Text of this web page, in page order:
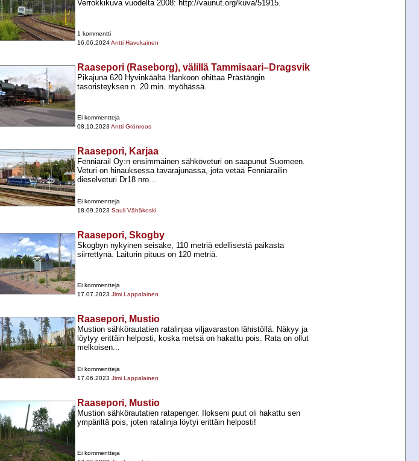
Verrokkikuva vuodelta 2008: http://vaunut.org/kuva/51915.
1 kommentti
16.06.2024Antti Havukainen
Raasepori (Raseborg), välillä Tammisaari–Dragsvik
Pikajuna 620 Hyvinkäältä Hankoon ohittaa Prästängin
tasoristeyksen n. 20 min. myöhässä.
Ei kommentteja
08.10.2023 Antti Grönroos
Raasepori, Karjaa
Fenniarail Oy:n ensimmäinen sähköveturi on saapunut Suomeen.
Veturi on hinauksessa tavarajunassa, jota vetää Fenniarailin
dieselveturi Dr18 nro...
Ei kommentteja
18.09.2023 Sauli Vähäkoski
Raasepori, Skogby
Skogbyn nykyinen seisake, 110 metriä edellisestä paikasta
siirrettynä. Laiturin pituus on 120 metriä.
Ei kommentteja
17.07.2023 Jimi Lappalainen
Raasepori, Mustio
Mustion sähkörautatien ratalinjaa viljavaraston lähistöllä. Näkyy ja
löytyy erittäin helposti, koska metsä on hakattu pois. Rata on ollut
melkoisen...
Ei kommentteja
17.06.2023 Jimi Lappalainen
Raasepori, Mustio
Mustion sähkörautatien ratapenger. Ilokseni puut oli hakattu sen
ympäriltä pois, joten ratalinja löytyi erittäin helposti!
Ei kommentteja